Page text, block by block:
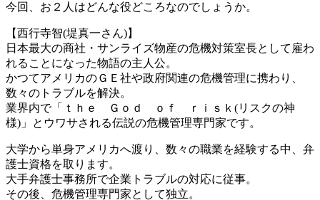
今回、お２人はどんな役どころなのでしょうか。
【西行寺智(堤真一さん)】
日本最大の商社・サンライズ物産の危機対策室長として雇わ
れることになった物語の主人公。
かつてアメリカのＧＥ社や政府関連の危機管理に携わり、
数々のトラブルを解決。
業界内で「ｔｈｅ Ｇｏｄ ｏｆ ｒｉｓｋ(リスクの神
様)」とウワサされる伝説の危機管理専門家です。
大学から単身アメリカへ渡り、数々の職業を経験する中、弁
護士資格を取ります。
大手弁護士事務所で企業トラブルの対応に従事。
その後、危機管理専門家として独立。